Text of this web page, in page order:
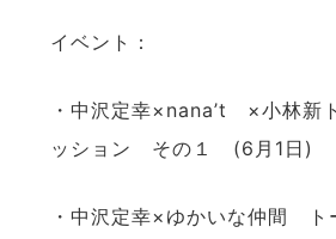
イベント：
・中沢定幸×nana’t ×小林新
ッション その１ (6月1日)
・中沢定幸×ゆかいな仲間 ト